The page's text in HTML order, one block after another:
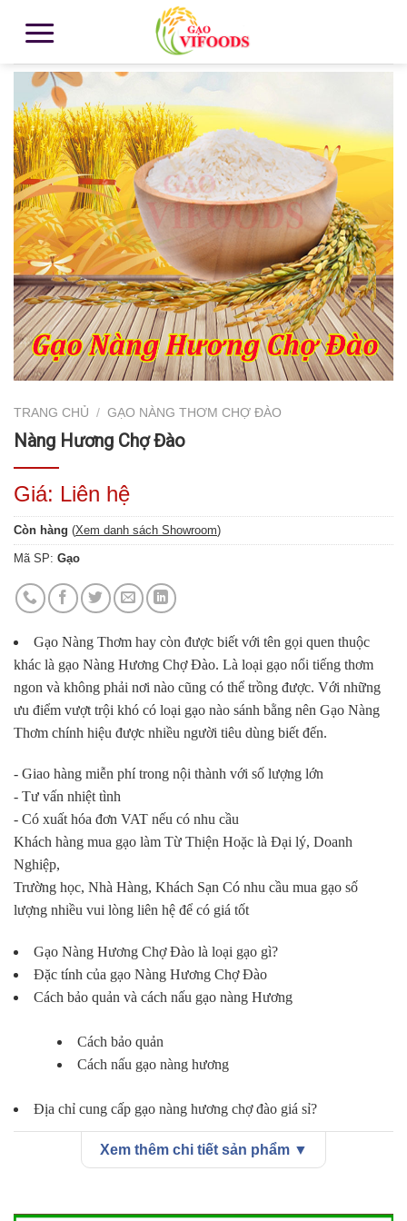
TRANG CHỦ / GẠO NÀNG THƠM CHỢ ĐÀO
Nàng Hương Chợ Đào
Giá: Liên hệ
Còn hàng (Xem danh sách Showroom)
Mã SP: Gạo
Gạo Nàng Thơm hay còn được biết với tên gọi quen thuộc
khác là gạo Nàng Hương Chợ Đào. Là loại gạo nổi tiếng thơm
ngon và không phải nơi nào cũng có thể trồng được. Với những
ưu điểm vượt trội khó có loại gạo nào sánh bằng nên Gạo Nàng
Thơm chính hiệu được nhiều người tiêu dùng biết đến.
- Giao hàng miễn phí trong nội thành với số lượng lớn
- Tư vấn nhiệt tình
- Có xuất hóa đơn VAT nếu có nhu cầu
Khách hàng mua gạo làm Từ Thiện Hoặc là Đại lý, Doanh
Nghiệp,
Trường học, Nhà Hàng, Khách Sạn Có nhu cầu mua gạo số
lượng nhiều vui lòng liên hệ để có giá tốt
Gạo Nàng Hương Chợ Đào là loại gạo gì?
Đặc tính của gạo Nàng Hương Chợ Đào
Cách bảo quản và cách nấu gạo nàng Hương
Cách bảo quản
Cách nấu gạo nàng hương
Địa chỉ cung cấp gạo nàng hương chợ đào giá sỉ?
Quyền lợi khi mua hàng tại Kho Gạo Thành Tâm
Xem thêm chi tiết sản phẩm ▼